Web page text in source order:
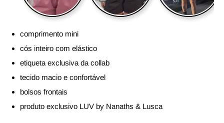
comprimento mini
cós inteiro com elástico
etiqueta exclusiva da collab
tecido macio e confortável
bolsos frontais
produto exclusivo LUV by Nanaths & Lusca